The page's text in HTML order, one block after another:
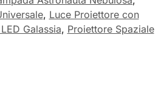
, Luce Proiettore con
Galassia, Proiettore Spaziale